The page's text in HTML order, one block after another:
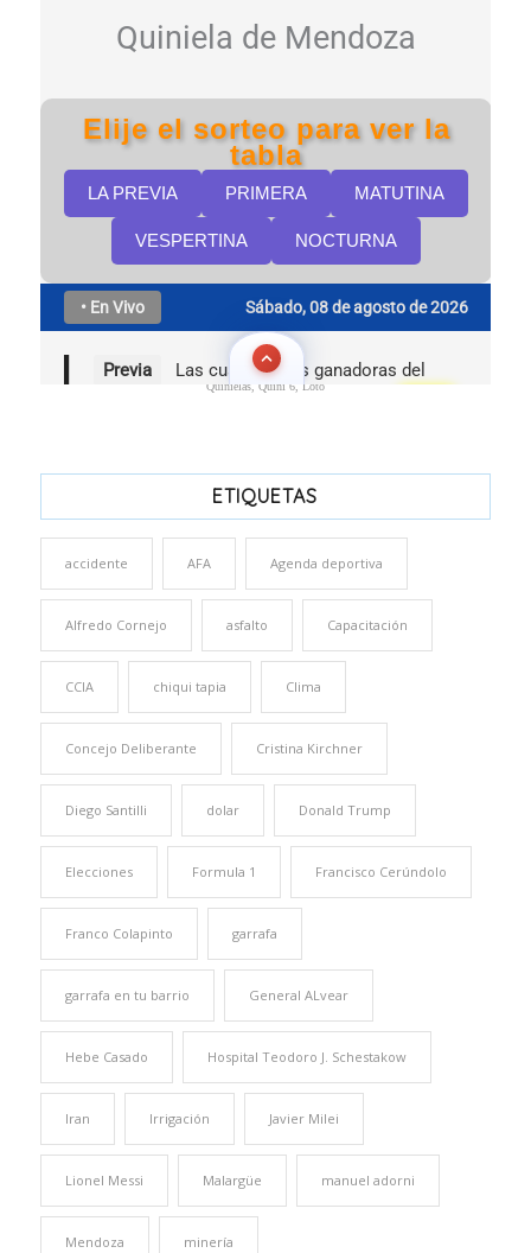
Quinielas, Quini 6, Loto
ETIQUETAS
accidente AFA Agenda deportiva
Alfredo Cornejo asfalto Capacitación
CCIA chiqui tapia Clima
Concejo Deliberante Cristina Kirchner
Diego Santilli dolar Donald Trump
Elecciones Formula 1 Francisco Cerúndolo
Franco Colapinto garrafa
garrafa en tu barrio General ALvear
Hebe Casado Hospital Teodoro J. Schestakow
Iran Irrigación Javier Milei
Lionel Messi Malargüe manuel adorni
Mendoza minería